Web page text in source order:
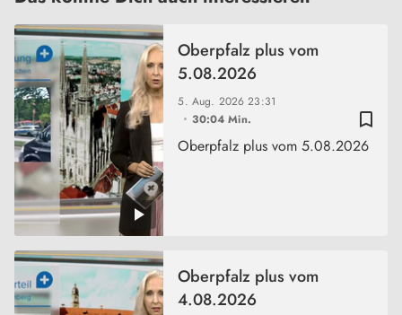
bookmark_border
5. Aug. 202623:31
30:04 Min.
Oberpfalz plus vom
5.08.2026
Oberpfalz plus vom 5.08.2026
Oberpfalz plus vom
4.08.2026